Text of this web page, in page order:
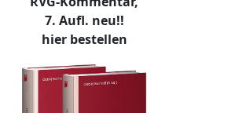
7. Aufl. neu!!
hier bestellen